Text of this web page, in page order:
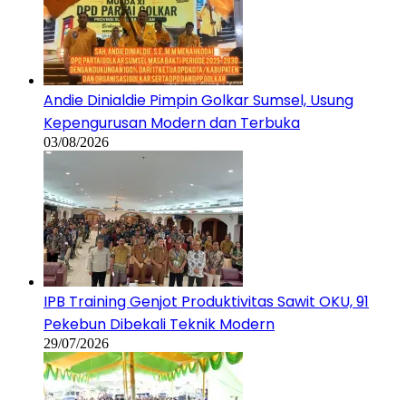
Andie Dinialdie Pimpin Golkar Sumsel, Usung
Kepengurusan Modern dan Terbuka
03/08/2026
IPB Training Genjot Produktivitas Sawit OKU, 91
Pekebun Dibekali Teknik Modern
29/07/2026